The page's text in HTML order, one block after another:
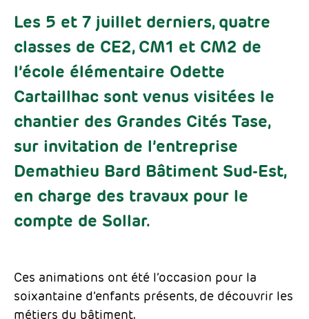
Les 5 et 7 juillet derniers, quatre
classes de CE2, CM1 et CM2 de
l’école élémentaire Odette
Cartaillhac sont venus visitées le
chantier des Grandes Cités Tase,
sur invitation de l’entreprise
Demathieu Bard Bâtiment Sud-Est,
en charge des travaux pour le
compte de Sollar.
Ces animations ont été l’occasion pour la
soixantaine d’enfants présents, de découvrir les
métiers du bâtiment.